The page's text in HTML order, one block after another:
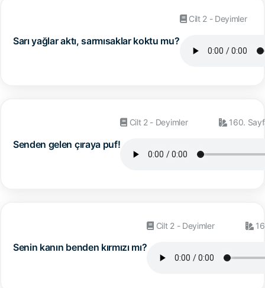
Sarı yağlar aktı, sarmısaklar koktu mu?
Cilt 2 - Deyimler
Senden gelen çıraya puf!
Cilt 2 - Deyimler 160.
Senin kanın benden kırmızı mı?
Cilt 2 - Deyimler